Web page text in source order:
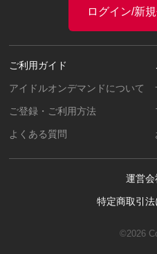
ご利用ガイド
アイドルオンデマンドについて
ご登録・ご利用方法
よくある質問
運営会
特定商取引
ログイン/新
©2026